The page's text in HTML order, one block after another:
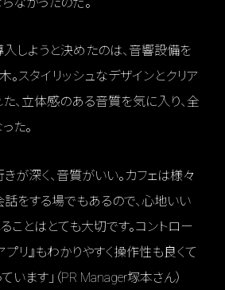
しようと決めたのは、音響設備を
。スタイリッシュなデザインとクリア
、立体感のある音質を気に入り、全
た。
きが深く、音質がいい。カフェは様々
をする場でもあるので、心地いい
ことはとても大切です。コントロー
プリ』もわかりやすく操作性も良くて
います」（PR Manager塚本さん）